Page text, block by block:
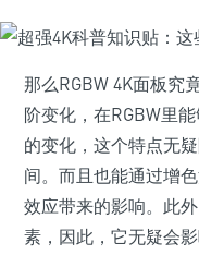
那么RGBW 4K面板究
阶变化，在RGBW里
的变化，这个特点无
间。而且也能通过增
效应带来的影响。此
素，因此，它无疑会